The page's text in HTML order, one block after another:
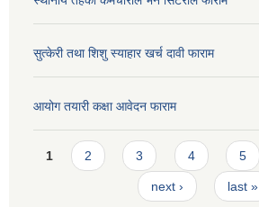
सुत्केरी तथा शिशु स्याहार खर्च दावी फाराम
आयोग तयारी कक्षा आवेदन फाराम
Pages
1 2 3 4 5
next › last »